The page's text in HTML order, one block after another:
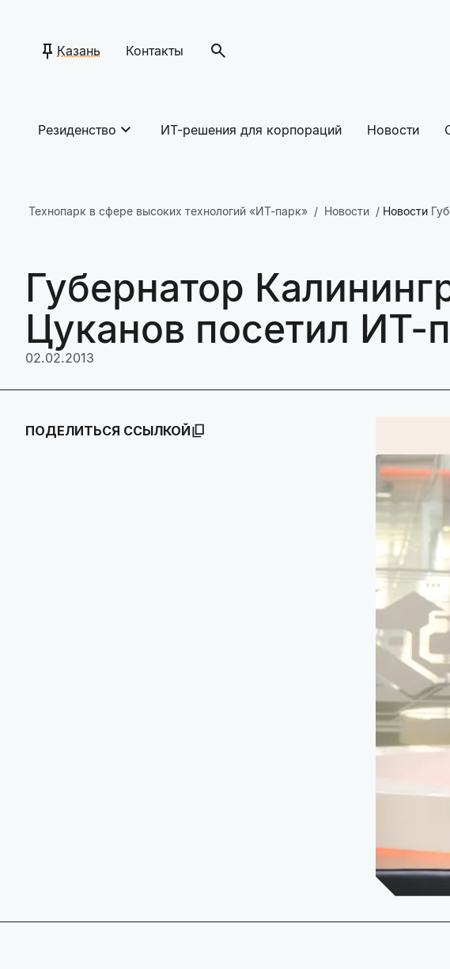
Казань Контакты
Резиденство ИТ-решения для корпораций Новости
Технопарк в сфере высоких технологий «ИТ-парк» Новости Новости
Губернатор
Цуканов посетил ИТ-
02.02.2013
ПОДЕЛИТЬСЯ ССЫЛКОЙ